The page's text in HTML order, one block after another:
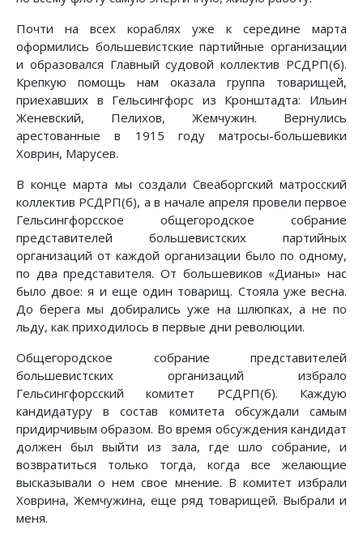
Почти на всех кораблях уже к середине марта
оформились большевистские партийные организации
и образовался Главный судовой коллектив РСДРП(б).
Крепкую помощь нам оказала группа товарищей,
приехавших в Гельсингфорс из Кронштадта: Ильин
Женевский, Пелихов, Жемчужин. Вернулись
арестованные в 1915 году матросы-большевики
Ховрин, Марусев.
В конце марта мы создали Свеаборгский матросский
коллектив РСДРП(б), а в начале апреля провели первое
Гельсингфорсское общегородское собрание
представителей большевистских партийных
организаций от каждой организации было по одному,
по два представителя. От большевиков «Дианы» нас
было двое: я и еще один товарищ. Стояла уже весна.
До берега мы добирались уже на шлюпках, а не по
льду, как приходилось в первые дни революции.
Общегородское собрание представителей
большевистских организаций избрало
Гельсингфорсский комитет РСДРП(б). Каждую
кандидатуру в состав комитета обсуждали самым
придирчивым образом. Во время обсуждения кандидат
должен был выйти из зала, где шло собрание, и
возвратиться только тогда, когда все желающие
высказывали о нем свое мнение. В комитет избрали
Ховрина, Жемчужина, еще ряд товарищей. Выбрали и
меня.